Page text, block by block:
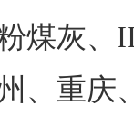
煤灰、
、重庆